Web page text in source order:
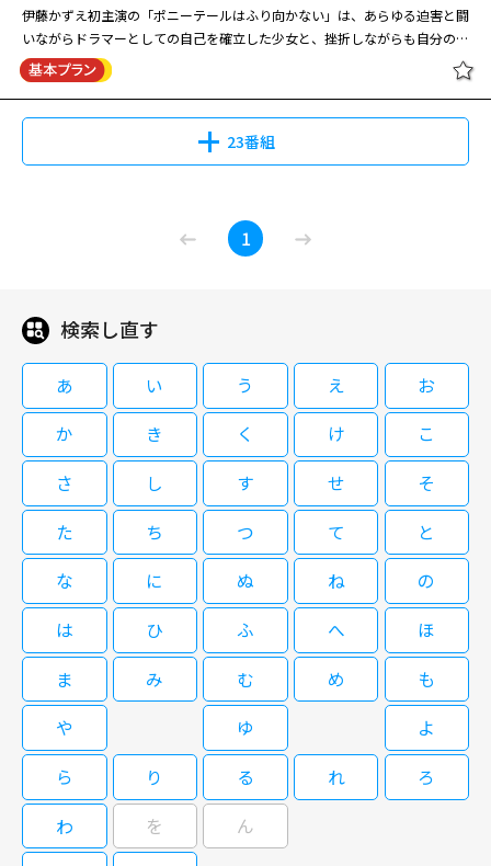
伊藤かずえ初主演の「ポニーテールはふり向かない」は、あらゆる迫害と闘
いながらドラマーとしての自己を確立した少女と、挫折しながらも自分の道
を切り開いた若者たちのドラマ。伊藤かずえ演じるヒロインは3歳で母と別
れ、18歳で父と死別するが、幼いころから父が教えてくれたドラムで自己
ていこうとする若者たちと、時には言い争いながらも世界に通用するロック
バンドを作りあげようとするストーリーはまさに女版「スクール・ウォー
り何度も補導され、父から禁じられていたドラムスティックで4人のヤクザ
を骨折させ女子少年院に。そして18歳となった未記は父の死と直面し、再
大生で令嬢を喰いものにする邦男（鶴見辰吾）と世界に通用するロックバン
ドを作りあげようとする。バンドメンバー探しの中で未記は、男と女の愛の
世界や、様々な人間の栄光と転落の軌跡を経験し自らも成長していく…。
23番組
【大映テレビ劇場】ポニーテールは
ふり向かない「炎の少女」第1回
08/24(月)04:00～04:50
伊藤かずえ初主演の「ポニーテールはふり向かない」は、あらゆる迫害と闘
いながらドラマーとしての自己を確立した少女と、挫折しながらも自分の道
を切り開いた若者たちのドラマ。伊藤かずえ演じるヒロインは3歳で母と別
れ、18歳で父と死別するが、幼いころから父が教えてくれたドラムで自己
を確立していく。また、同じように挫折しながらも自分たちの道を切り開い
ていこうとする若者たちと、時には言い争いながらも世界に通用するロック
バンドを作りあげようとするストーリーはまさに女版「スクール・ウォー
ズ」。演奏や乱闘シーンなど、ほとんど本人たちが演じているのも見どころ
の一つ。 【ストーリー】 3歳で母と別れた未記（伊藤かずえ）は非行に走
り何度も補導され、父から禁じられていたドラムスティックで4人のヤクザ
を骨折させ女子少年院に。そして18歳となった未記は父の死と直面し、再
び不良の世界に戻ろうとする。だが自分にはやはり心の支えとしていたロッ
クのドラムしかないと気づき、ライブハウスのボーイ・晃（松村雄基）と医
大生で令嬢を喰いものにする邦男（鶴見辰吾）と世界に通用するロックバン
ドを作りあげようとする。バンドメンバー探しの中で未記は、男と女の愛の
世界や、様々な人間の栄光と転落の軌跡を経験し自らも成長していく…。
【大映テレビ劇場】ポニーテールは
ふり向かない「年上の女」第2回
08/24(月)04:50～05:45
伊藤かずえ初主演の「ポニーテールはふり向かない」は、あらゆる迫害と闘
いながらドラマーとしての自己を確立した少女と、挫折しながらも自分の道
を切り開いた若者たちのドラマ。伊藤かずえ演じるヒロインは3歳で母と別
れ、18歳で父と死別するが、幼いころから父が教えてくれたドラムで自己
を確立していく。また、同じように挫折しながらも自分たちの道を切り開い
ていこうとする若者たちと、時には言い争いながらも世界に通用するロック
バンドを作りあげようとするストーリーはまさに女版「スクール・ウォー
ズ」。演奏や乱闘シーンなど、ほとんど本人たちが演じているのも見どころ
の一つ。 【ストーリー】 3歳で母と別れた未記（伊藤かずえ）は非行に走
り何度も補導され、父から禁じられていたドラムスティックで4人のヤクザ
【大映テレビ劇場】ポニーテールは
ふり向かない「男の決闘」第3回
1
検索し直す
あ い う え
お
か
き く け
こ
さ
し す せ
そ
た
ち つ て
と
な
に ぬ ね
の
は
ひ ふ へ
ほ
ま
み む め
も
や
ゆ
よ
ら
り る れ
ろ
わ
を
ん